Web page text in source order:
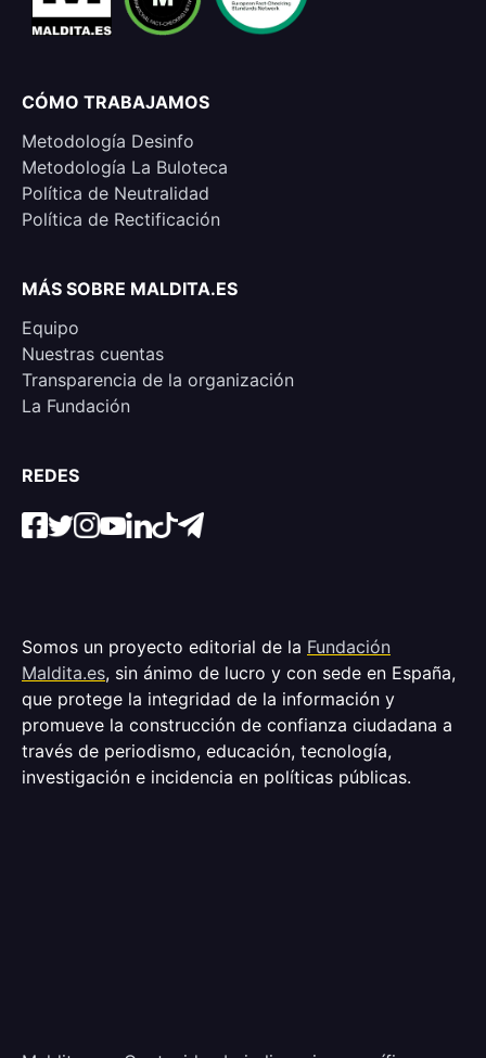
CÓMO TRABAJAMOS
Metodología Desinfo
Metodología La Buloteca
Política de Neutralidad
Política de Rectificación
MÁS SOBRE MALDITA.ES
Equipo
Nuestras cuentas
Transparencia de la organización
La Fundación
REDES
Somos un proyecto editorial de la Fundación
Maldita.es, sin ánimo de lucro y con sede en España,
que protege la integridad de la información y
promueve la construcción de confianza ciudadana a
través de periodismo, educación, tecnología,
investigación e incidencia en políticas públicas.